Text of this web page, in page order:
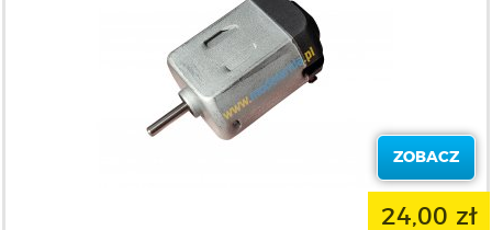
ZOBACZ
24,00 zł